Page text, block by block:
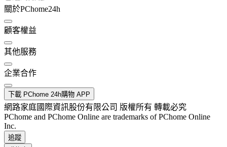
關於PChome24h
顧客權益
其他服務
企業合作
下載 PChome 24h購物 APP
網路家庭國際資訊股份有限公司 版權所有 轉載必究
PChome and PChome Online are trademarks of PChome Online
Inc.
追蹤